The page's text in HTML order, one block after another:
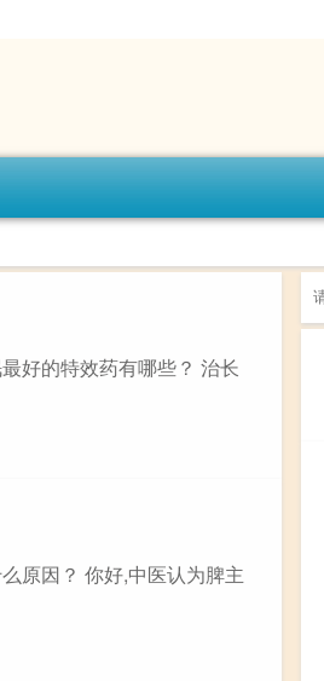
好的特效药有哪些？ 治长
原因？ 你好,中医认为脾主